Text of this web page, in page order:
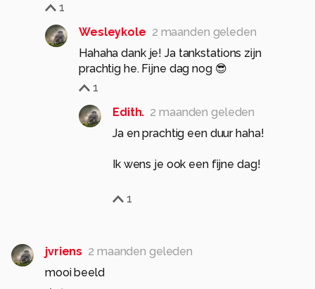
1
Wesleykole 2 maanden geleden
Hahaha dank je! Ja tankstations zijn
prachtig he. Fijne dag nog 😎
1
Edith. 2 maanden geleden
Ja en prachtig een duur haha!
Ik wens je ook een fijne dag!
1
jvriens 2 maanden geleden
mooi beeld